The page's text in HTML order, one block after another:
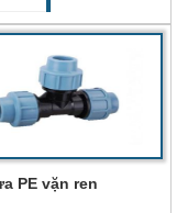
PE vặn ren